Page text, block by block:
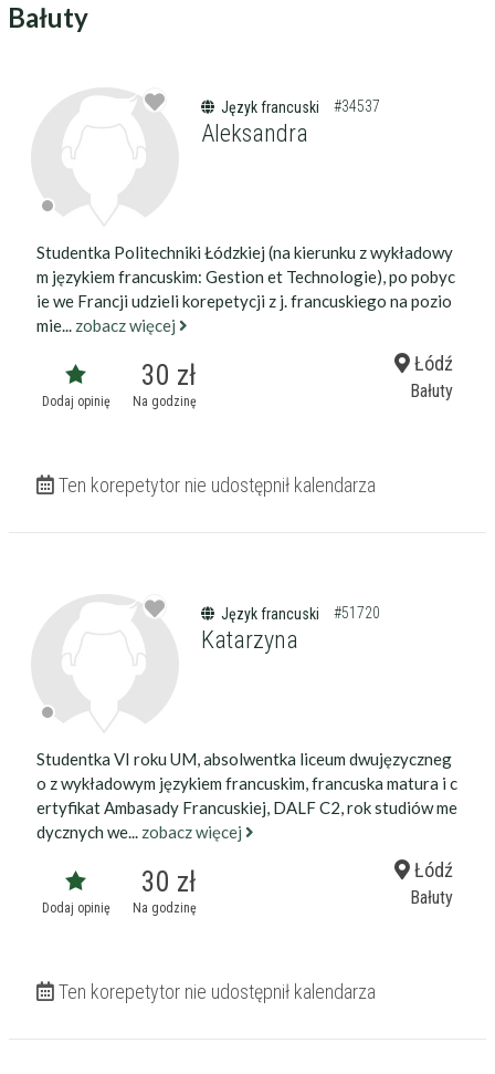
Bałuty
Język francuski #34537
Aleksandra
Studentka Politechniki Łódzkiej (na kierunku z wykładowy
m językiem francuskim: Gestion et Technologie), po pobyc
ie we Francji udzieli korepetycji z j. francuskiego na pozio
mie... zobacz więcej
Dodaj opinię
30 zł
Na godzinę
Łódź
Bałuty
Ten korepetytor nie udostępnił kalendarza
Język francuski #51720
Katarzyna
Studentka VI roku UM, absolwentka liceum dwujęzyczneg
o z wykładowym językiem francuskim, francuska matura i c
ertyfikat Ambasady Francuskiej, DALF C2, rok studiów me
dycznych we... zobacz więcej
Dodaj opinię
30 zł
Na godzinę
Łódź
Bałuty
Ten korepetytor nie udostępnił kalendarza